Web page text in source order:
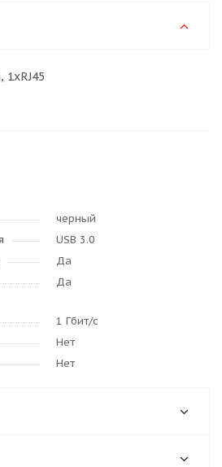
1xRJ45
черный
USB 3.0
Да
Да
1 Гбит/с
Нет
Нет